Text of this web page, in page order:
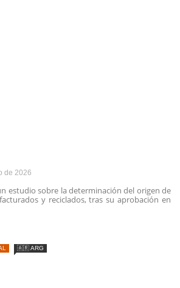
de 2026
estudio sobre la determinación del origen de
y reciclados, tras su aprobación en
🇦🇷 ARG